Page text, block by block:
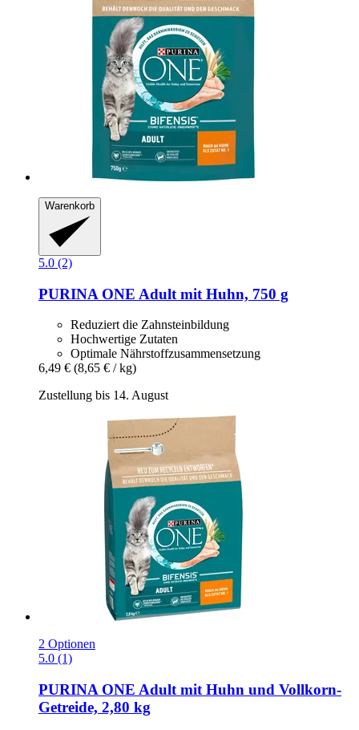
Warenkorb
5.0 (2)
PURINA ONE Adult mit Huhn, 750 g
Reduziert die Zahnsteinbildung
Hochwertige Zutaten
Optimale Nährstoffzusammensetzung
6,49 € (8,65 € / kg)
Zustellung bis 14. August
2 Optionen
5.0 (1)
PURINA ONE Adult mit Huhn und Vollkorn-​
Getreide, 2,80 kg